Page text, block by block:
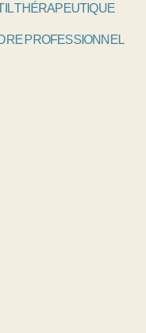
THÉRAPEUTIQUE
PROFESSIONNEL